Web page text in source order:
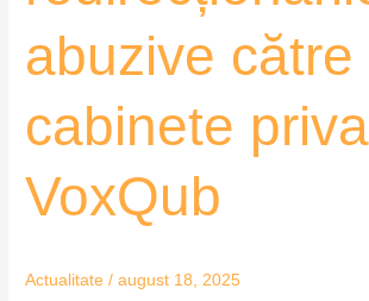
abuzive către
cabinete
VoxQub
Actualitate /august 18, 2025